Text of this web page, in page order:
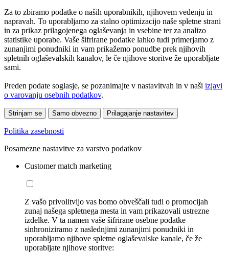
Za to zbiramo podatke o naših uporabnikih, njihovem vedenju in
napravah. To uporabljamo za stalno optimizacijo naše spletne strani
in za prikaz prilagojenega oglaševanja in vsebine ter za analizo
statistike uporabe. Vaše šifrirane podatke lahko tudi primerjamo z
zunanjimi ponudniki in vam prikažemo ponudbe prek njihovih
spletnih oglaševalskih kanalov, le če njihove storitve že uporabljate
sami.
Preden podate soglasje, se pozanimajte v nastavitvah in v naši izjavi
o varovanju osebnih podatkov.
Strinjam se Samo obvezno Prilagajanje nastavitev
Politika zasebnosti
Posamezne nastavitve za varstvo podatkov
Customer match marketing
Z vašo privolitvijo vas bomo obveščali tudi o promocijah
zunaj našega spletnega mesta in vam prikazovali ustrezne
izdelke. V ta namen vaše šifrirane osebne podatke
sinhroniziramo z naslednjimi zunanjimi ponudniki in
uporabljamo njihove spletne oglaševalske kanale, če že
uporabljate njihove storitve: